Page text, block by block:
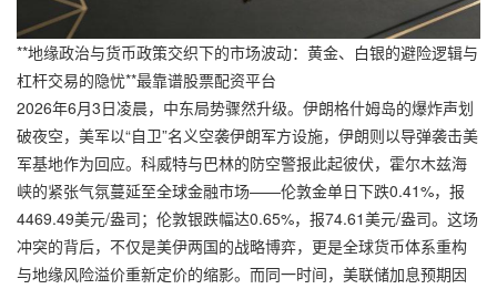
**地缘政治与货币政策交织下的市场波动：黄金、白银的避险逻辑与
杠杆交易的隐忧**最靠谱股票配资平台
2026年6月3日凌晨，中东局势骤然升级。伊朗格什姆岛的爆炸声划
破夜空，美军以“自卫”名义空袭伊朗军方设施，伊朗则以导弹袭击美
军基地作为回应。科威特与巴林的防空警报此起彼伏，霍尔木兹海
峡的紧张气氛蔓延至全球金融市场——伦敦金单日下跌0.41%，报
4469.49美元/盎司；伦敦银跌幅达0.65%，报74.61美元/盎司。这场
冲突的背后，不仅是美伊两国的战略博弈，更是全球货币体系重构
与地缘风险溢价重新定价的缩影。而同一时间，美联储加息预期因